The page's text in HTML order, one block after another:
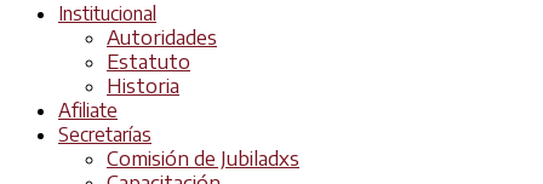
Institucional
Autoridades
Estatuto
Historia
Afiliate
Secretarías
Comisión de Jubiladxs